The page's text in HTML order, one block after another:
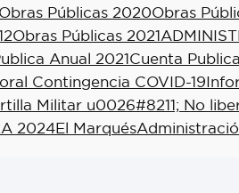
Obras Públicas 2020Obras
Obras Públicas 2021
Anual 2021Cuenta
Contingencia COVID-19
Militar u0026#8211; No
2024El Marqués